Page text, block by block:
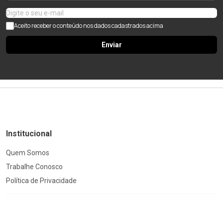
Aceito receber o conteúdo nos dados cadastrados acima
Enviar
Institucional
Quem Somos
Trabalhe Conosco
Política de Privacidade